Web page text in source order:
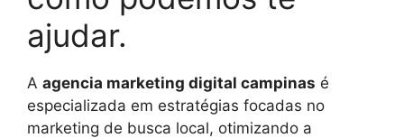
ajudar.
A agencia marketing digital campinas é
especializada em estratégias focadas no
marketing de busca local, otimizando a